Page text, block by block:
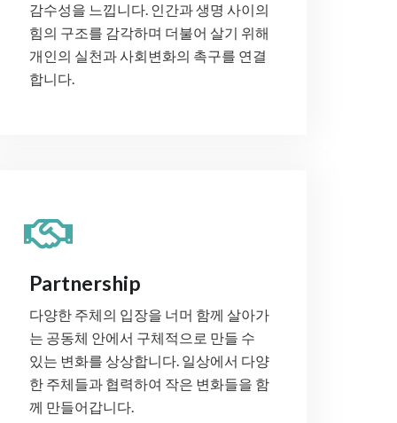
감수성을 느낍니다. 인간과 생명 사이의
힘의 구조를 감각하며 더불어 살기 위해
개인의 실천과 사회변화의 촉구를 연결
합니다.
Partnership
다양한 주체의 입장을 너머 함께 살아가
는 공동체 안에서 구체적으로 만들 수
있는 변화를 상상합니다. 일상에서 다양
한 주체들과 협력하여 작은 변화들을 함
께 만들어갑니다.